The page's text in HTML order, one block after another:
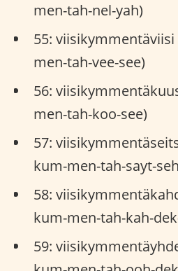
men-tah-nel-yah)
55: viisikymmentäviisi
men-tah-vee-see)
56:
men-tah-koo-see)
57:
kum-men-tah-sayt-
58:
kum-men-tah-kah-
59: